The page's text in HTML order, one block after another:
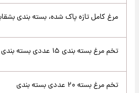
مرغ کامل تازه پاک شده، بسته بندی بشقابی
تخم مرغ بسته بندی ۱۵ عددی بسته بندی
تخم مرغ بسته ۲۰ عددی بسته بندی